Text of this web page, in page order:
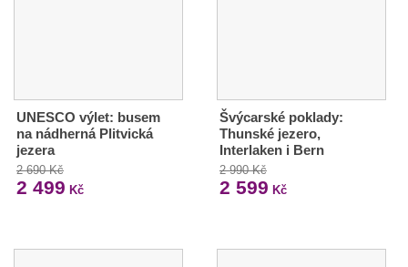
UNESCO výlet: busem
na nádherná Plitvická
jezera
2 690 Kč
2 499 Kč
Švýcarské poklady:
Thunské jezero,
Interlaken i Bern
2 990 Kč
2 599 Kč